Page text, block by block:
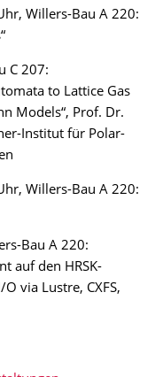
Willers-Bau A 220:
C 207:
to Lattice Gas
Models“, Prof. Dr.
Institut für Polar-
Willers-Bau A 220:
Bau A 220:
auf den HRSK-
via Lustre, CXFS,